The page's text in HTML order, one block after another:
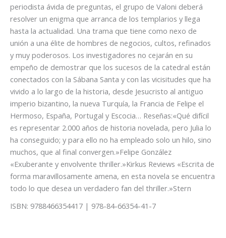
periodista ávida de preguntas, el grupo de Valoni deberá
resolver un enigma que arranca de los templarios y llega
hasta la actualidad. Una trama que tiene como nexo de
unión a una élite de hombres de negocios, cultos, refinados
y muy poderosos. Los investigadores no cejarán en su
empeño de demostrar que los sucesos de la catedral están
conectados con la Sábana Santa y con las vicisitudes que ha
vivido a lo largo de la historia, desde Jesucristo al antiguo
imperio bizantino, la nueva Turquía, la Francia de Felipe el
Hermoso, España, Portugal y Escocia… Reseñas:«Qué difícil
es representar 2.000 años de historia novelada, pero Julia lo
ha conseguido; y para ello no ha empleado solo un hilo, sino
muchos, que al final convergen.»Felipe González
«Exuberante y envolvente thriller.»Kirkus Reviews «Escrita de
forma maravillosamente amena, en esta novela se encuentra
todo lo que desea un verdadero fan del thriller.»Stern
ISBN: 9788466354417 | 978-84-66354-41-7